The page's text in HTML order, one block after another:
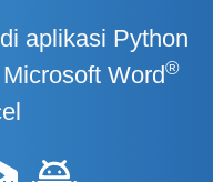
aplikasi Python
Word®